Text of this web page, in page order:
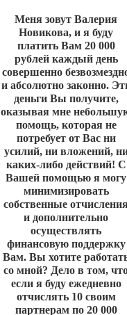
Меня зовут Валерия
Новикова, и я буду
платить Вам 20 000
рублей каждый день
совершенно
и абсолютно законно.
деньги Вы получите,
оказывая мне
помощь, которая не
потребует от Вас ни
усилий, ни вложений,
каких-либо действий! С
Вашей помощью я могу
минимизировать
собственные
и дополнительно
осуществлять
финансовую поддержку
Вам. Вы хотите
со мной? Дело в том,
если я буду ежедневно
отчислять 10 своим
партнерам по 20 000